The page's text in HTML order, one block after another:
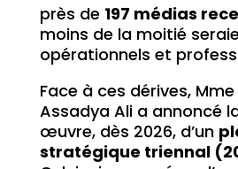
près de 197 médias
moins de la moitié
opérationnels et
Face à ces dérives,
Assadya Ali a annoncé
œuvre, dès 2026, d’un
stratégique triennal